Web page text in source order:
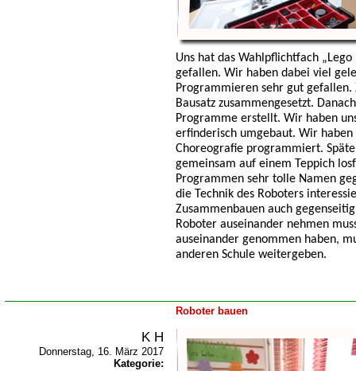
Uns hat das Wahlpflichtfach
gefallen. Wir haben dabei viel
Programmieren sehr gut gefallen.
Bausatz zusammengesetzt.
Programme erstellt. Wir haben
erfinderisch umgebaut. Wir
Choreografie programmiert.
gemeinsam auf einem Teppich
Programmen sehr tolle Namen
die Technik des Roboters
Zusammenbauen auch
Roboter auseinander nehmen
auseinander genommen haben,
anderen Schule weitergeben.
Roboter bauen
K H
Donnerstag, 16. März 2017
Kategorie: